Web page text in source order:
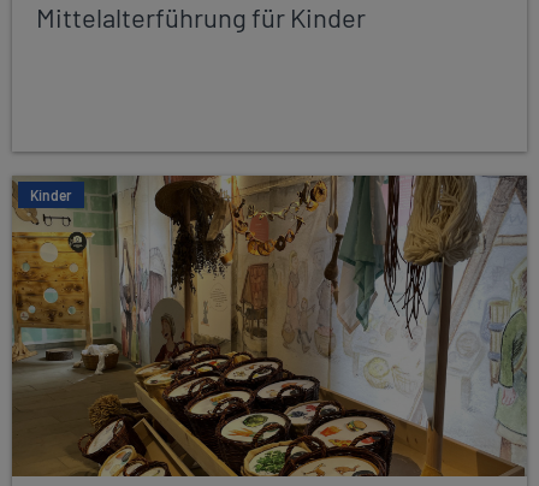
Mittelalterführung für Kinder
Kinder